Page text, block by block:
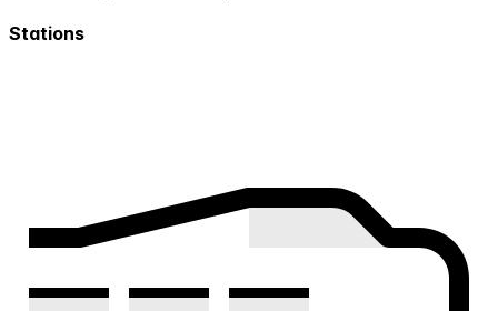
Stations